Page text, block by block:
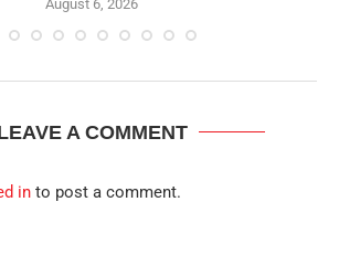
August 6, 2026
A COMMENT
in to post a comment.